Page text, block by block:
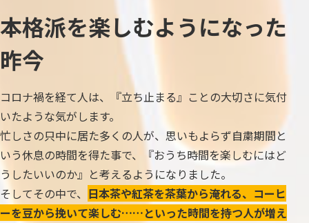
本格派を楽しむようになった
昨今
コロナ禍を経て人は、『立ち止まる』ことの大切さに気付
いたような気がします。
忙しさの只中に居た多くの人が、思いもよらず自粛期間と
いう休息の時間を得た事で、『おうち時間を楽しむにはど
うしたいいのか』と考えるようになりました。
そしてその中で、 日本茶や紅茶を茶葉から淹れる、コーヒ
ーを豆から挽いて楽しむ……といった時間を持つ人が増え